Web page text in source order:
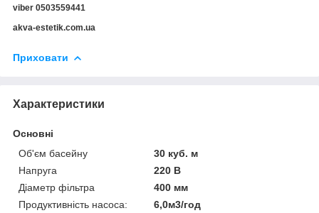
viber 0503559441
akva-estetik.com.ua
Приховати
Характеристики
Основні
Об'єм басейну
30 куб. м
Напруга
220 В
Діаметр фільтра
400 мм
Продуктивність насоса:
6,0м3/год